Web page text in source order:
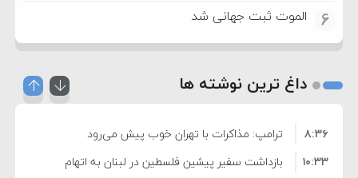
6 الموت ثبت جهانی شد
داغ ترین نوشته ها
ترامپ: مذاکرات با تهران خوب پیش می‌رود
۸:۳۶
بازداشت سفیر پیشین فلسطین در لبنان به اتهام
۱۰:۳۳